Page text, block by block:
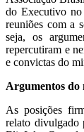
do Executivo no
reuniões com a
seja, os
repercutiram e
e convictas do
Argumentos do
As posições
relato divulgado